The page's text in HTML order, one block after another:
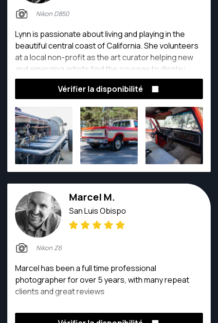
Nikon D850
Lynn is passionate about living and playing in the
beautiful central coast of California. She volunteers
at a local non-profit as the art curator helping new
and emerging artists find the courage to display
their creative work. As a self taught photographer
she spends time studying photography and then
portraits, parties and weddings.
Vérifier la disponibilité
Marcel M.
San Luis Obispo
Nikon Z6
Marcel has been a full time professional
photographer for over 5 years, with many repeat
clients and great reviews